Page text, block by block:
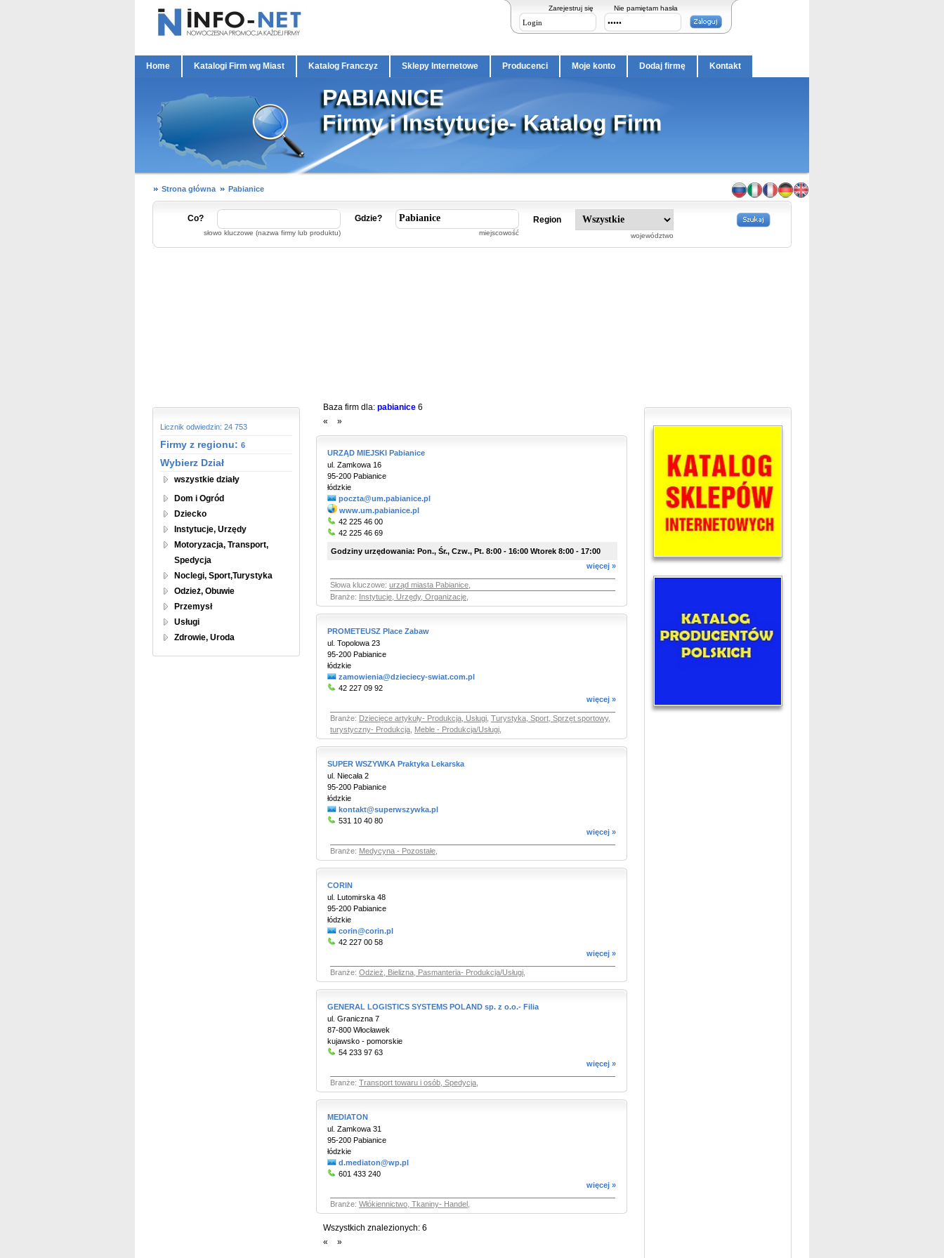
Zarejestruj się Nie pamiętam hasła
Home Katalogi Firm wg Miast Katalog Franczyz Sklepy Internetowe Producenci Moje konto Dodaj firmę Kontakt
PABIANICE
Firmy i Instytucje- Katalog Firm
Strona główna Pabianice
Co?
słowo kluczowe (nazwa firmy lub produktu)
Gdzie?
miejscowość
Region
województwo
Licznik odwiedzin: 24 753
Firmy z regionu: 6
Wybierz Dział
wszystkie działy
Dom i Ogród
Dziecko
Instytucje, Urzędy
Motoryzacja, Transport,
Spedycja
Noclegi, Sport,Turystyka
Odzież, Obuwie
Przemysł
Usługi
Zdrowie, Uroda
Baza firm dla: pabianice 6
«
»
URZĄD MIEJSKI Pabianice
ul. Zamkowa 16
95-200 Pabianice
łódzkie
poczta@um.pabianice.pl
www.um.pabianice.pl
42 225 46 00
42 225 46 69
Godziny urzędowania: Pon., Śr., Czw., Pt. 8:00 - 16:00 Wtorek 8:00 - 17:00
więcej »
Słowa kluczowe: urząd miasta Pabianice
Branże: Instytucje, Urzędy, Organizacje
PROMETEUSZ Place Zabaw
ul. Topolowa 23
95-200 Pabianice
łódzkie
zamowienia@dzieciecy-swiat.com.pl
42 227 09 92
więcej »
Branże: Dziecięce artykuły- Produkcja, Usługi Turystyka, Sport, Sprzęt sportowy,
turystyczny- Produkcja Meble - Produkcja/Usługi
SUPER WSZYWKA Praktyka Lekarska
ul. Niecała 2
95-200 Pabianice
łódzkie
kontakt@superwszywka.pl
531 10 40 80
więcej »
Branże: Medycyna - Pozostałe
CORIN
ul. Lutomirska 48
95-200 Pabianice
łódzkie
corin@corin.pl
42 227 00 58
więcej »
Branże: Odzież, Bielizna, Pasmanteria- Produkcja/Usługi
GENERAL LOGISTICS SYSTEMS POLAND sp. z o.o.- Filia
ul. Graniczna 7
87-800 Włocławek
kujawsko - pomorskie
54 233 97 63
więcej »
Branże: Transport towaru i osób, Spedycja
MEDIATON
ul. Zamkowa 31
95-200 Pabianice
łódzkie
d.mediaton@wp.pl
601 433 240
więcej »
Branże: Włókiennictwo, Tkaniny- Handel
Wszystkich znalezionych: 6
«
»